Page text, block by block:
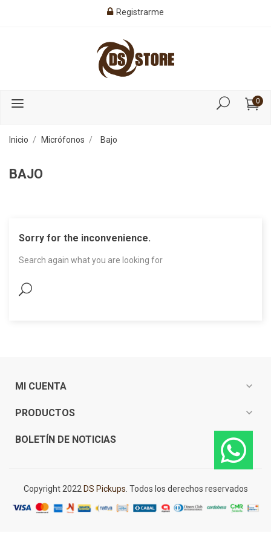
Registrarme
0
Inicio Micrófonos Bajo
BAJO
Sorry for the inconvenience.
Search again what you are looking for
MI CUENTA expand_more
PRODUCTOS expand_more
BOLETÍN DE NOTICIAS expand_more
Copyright 2022 DS Pickups . Todos los derechos reservados